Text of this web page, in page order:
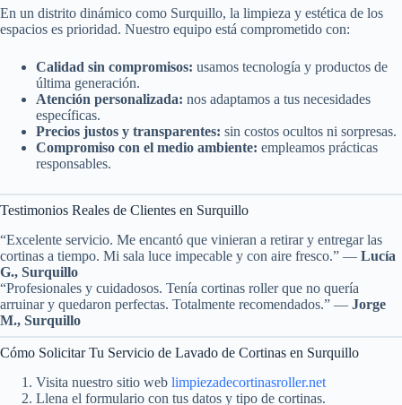
En un distrito dinámico como Surquillo, la limpieza y estética de los
espacios es prioridad. Nuestro equipo está comprometido con:
Calidad sin compromisos: usamos tecnología y productos de
última generación.
Atención personalizada: nos adaptamos a tus necesidades
específicas.
Precios justos y transparentes: sin costos ocultos ni sorpresas.
Compromiso con el medio ambiente: empleamos prácticas
responsables.
Testimonios Reales de Clientes en Surquillo
“Excelente servicio. Me encantó que vinieran a retirar y entregar las
cortinas a tiempo. Mi sala luce impecable y con aire fresco.” — Lucía
G., Surquillo
“Profesionales y cuidadosos. Tenía cortinas roller que no quería
arruinar y quedaron perfectas. Totalmente recomendados.” — Jorge
M., Surquillo
Cómo Solicitar Tu Servicio de Lavado de Cortinas en Surquillo
Visita nuestro sitio web limpiezadecortinasroller.net
Llena el formulario con tus datos y tipo de cortinas.